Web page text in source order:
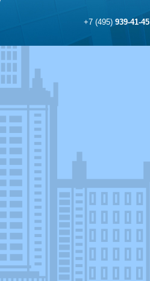
+7 (495)939-41-45